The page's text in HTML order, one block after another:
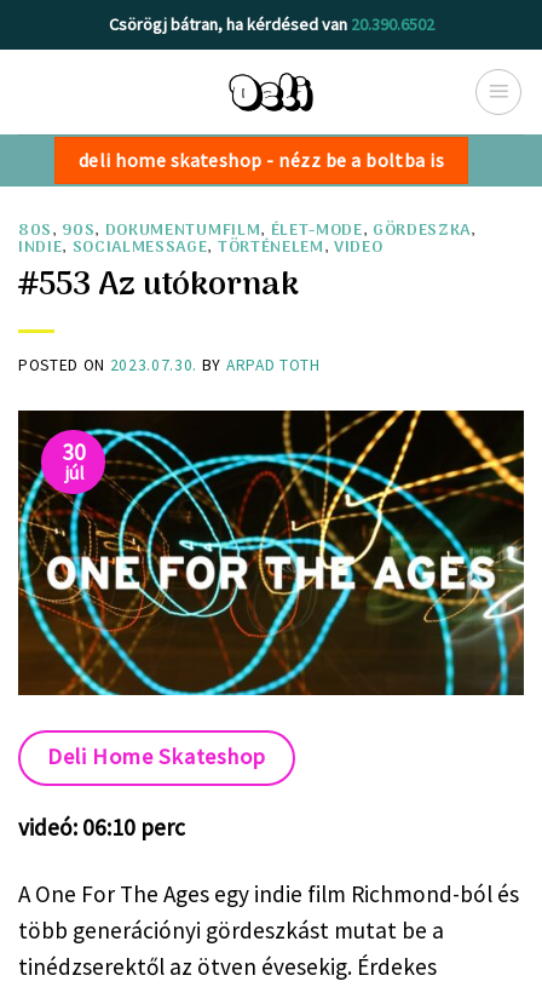
to
Csörögj bátran, ha kérdésed van 20.390.6502
deli home skateshop - nézz be a boltba is
80S, 90S, DOKUMENTUMFILM,ÉLET-MODE, GÖRDESZKA,
INDIE, SOCIALMESSAGE, TÖRTÉNELEM, VIDEO
#553 Az utókornak
POSTED ON 2023.07.30. BY ARPAD TOTH
30
júl
Deli Home Skateshop
videó: 06:10 perc
A One For The Ages egy indie film Richmond-ból és
több generációnyi gördeszkást mutat be a
tinédzserektől az ötven évesekig. Érdekes